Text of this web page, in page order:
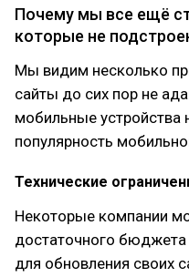
Почему мы все ещё
которые не
Мы видим несколько
сайты до сих пор не
мобильные устройства
популярность
Технические
Некоторые компании
достаточного бюджета
для обновления своих